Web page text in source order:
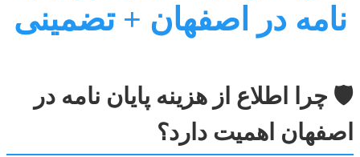
نامه در اصفهان + تضمینی
🛡️ چرا اطلاع از هزینه پایان نامه در
اصفهان اهمیت دارد؟